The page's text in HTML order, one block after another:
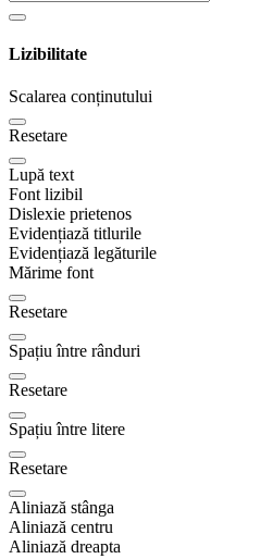
Lizibilitate
Scalarea conținutului
Resetare
Lupă text
Font lizibil
Dislexie prietenos
Evidențiază titlurile
Evidențiază legăturile
Mărime font
Resetare
Spațiu între rânduri
Resetare
Spațiu între litere
Resetare
Aliniază stânga
Aliniază centru
Aliniază dreapta